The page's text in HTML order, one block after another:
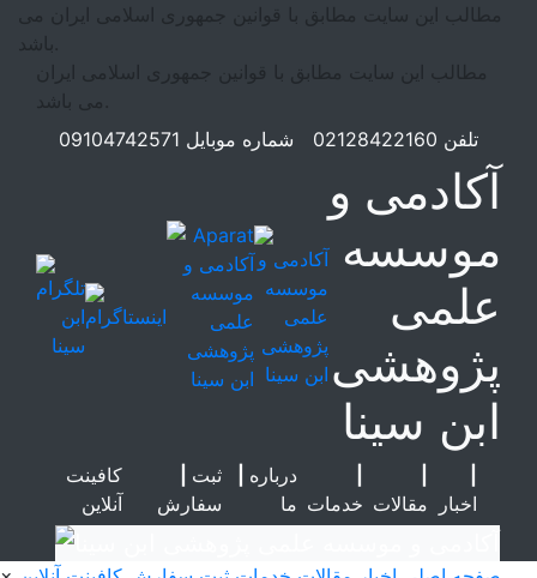
مطالب این سایت مطابق با قوانین جمهوری اسلامی ایران می
آکادمی و
موسسه
علمی
پژوهشی
ابن سینا
اخبار
مقالات خدمات
درباره
ما
ثبت
سفارش
کافینت
آنلاین
مطالب این سایت مطابق با قوانین جمهوری اسلامی ایران
شماره موبایل
تلفن